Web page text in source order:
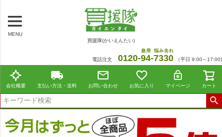
MENU
買援隊(かいえんたい)
電話注文 0120-94
急用
-7330
悩み去れ
（平日 9:00～17:00)
会社概要 支払い方法・送料 お問い合わせ お気に入り マイページ カート